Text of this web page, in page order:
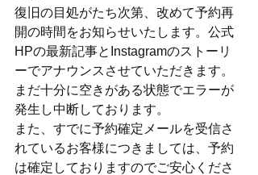
復旧の目処がたち次第、改めて予約再
開の時間をお知らせいたします。公式
HPの最新記事とInstagramのストーリ
ーでアナウンスさせていただきます。
まだ十分に空きがある状態でエラーが
発生し中断しております。
また、すでに予約確定メールを受信さ
れているお客様につきましては、予約
は確定しておりますのでご安心くださ